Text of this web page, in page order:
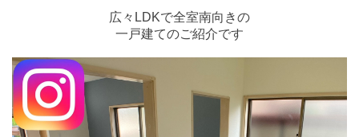
広々LDKで全室南向きの
一戸建てのご紹介です